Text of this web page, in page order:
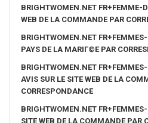
BRIGHTWOMEN.NET FR+FEMME-
WEB DE LA COMMANDE PAR
BRIGHTWOMEN.NET
PAYS DE LA MARIГ©E PAR
BRIGHTWOMEN.NET
AVIS SUR LE SITE WEB DE LA
CORRESPONDANCE
BRIGHTWOMEN.NET
SITE WEB DE LA COMMANDE PAR